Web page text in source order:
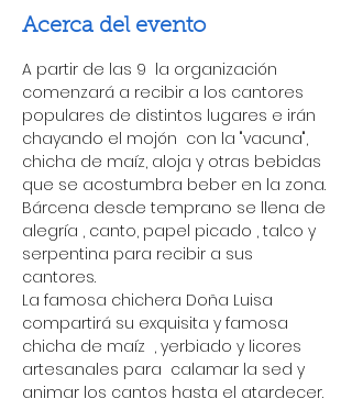
Acerca del evento
A partir de las 9  la organización
comenzará a recibir a los cantores
populares de distintos lugares e irán
chayando el mojón  con la "vacuna",
chicha de maíz, aloja y otras bebidas
que se acostumbra beber en la zona.
Bárcena desde temprano se llena de
alegría , canto, papel picado , talco y
serpentina para recibir a sus
cantores.
La famosa chichera Doña Luisa
compartirá su exquisita y famosa
chicha de maíz  , yerbiado y licores
artesanales para  calamar la sed y
animar los cantos hasta el atardecer.